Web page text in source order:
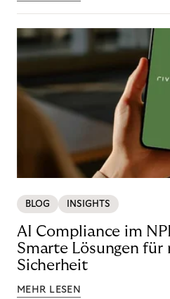
BLOG INSIGHTS
AI Compliance im
Smarte Lösungen für
Sicherheit
MEHR LESEN